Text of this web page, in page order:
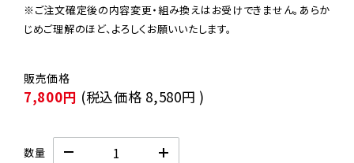
※ご注文確定後の内容変更・組み換えはお受けできません。あらか
じめご理解のほど、よろしくお願いいたします。
7,800円 (税込価格 8,580円 )
数量